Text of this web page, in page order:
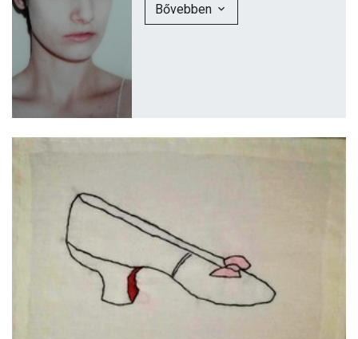
Bővebben